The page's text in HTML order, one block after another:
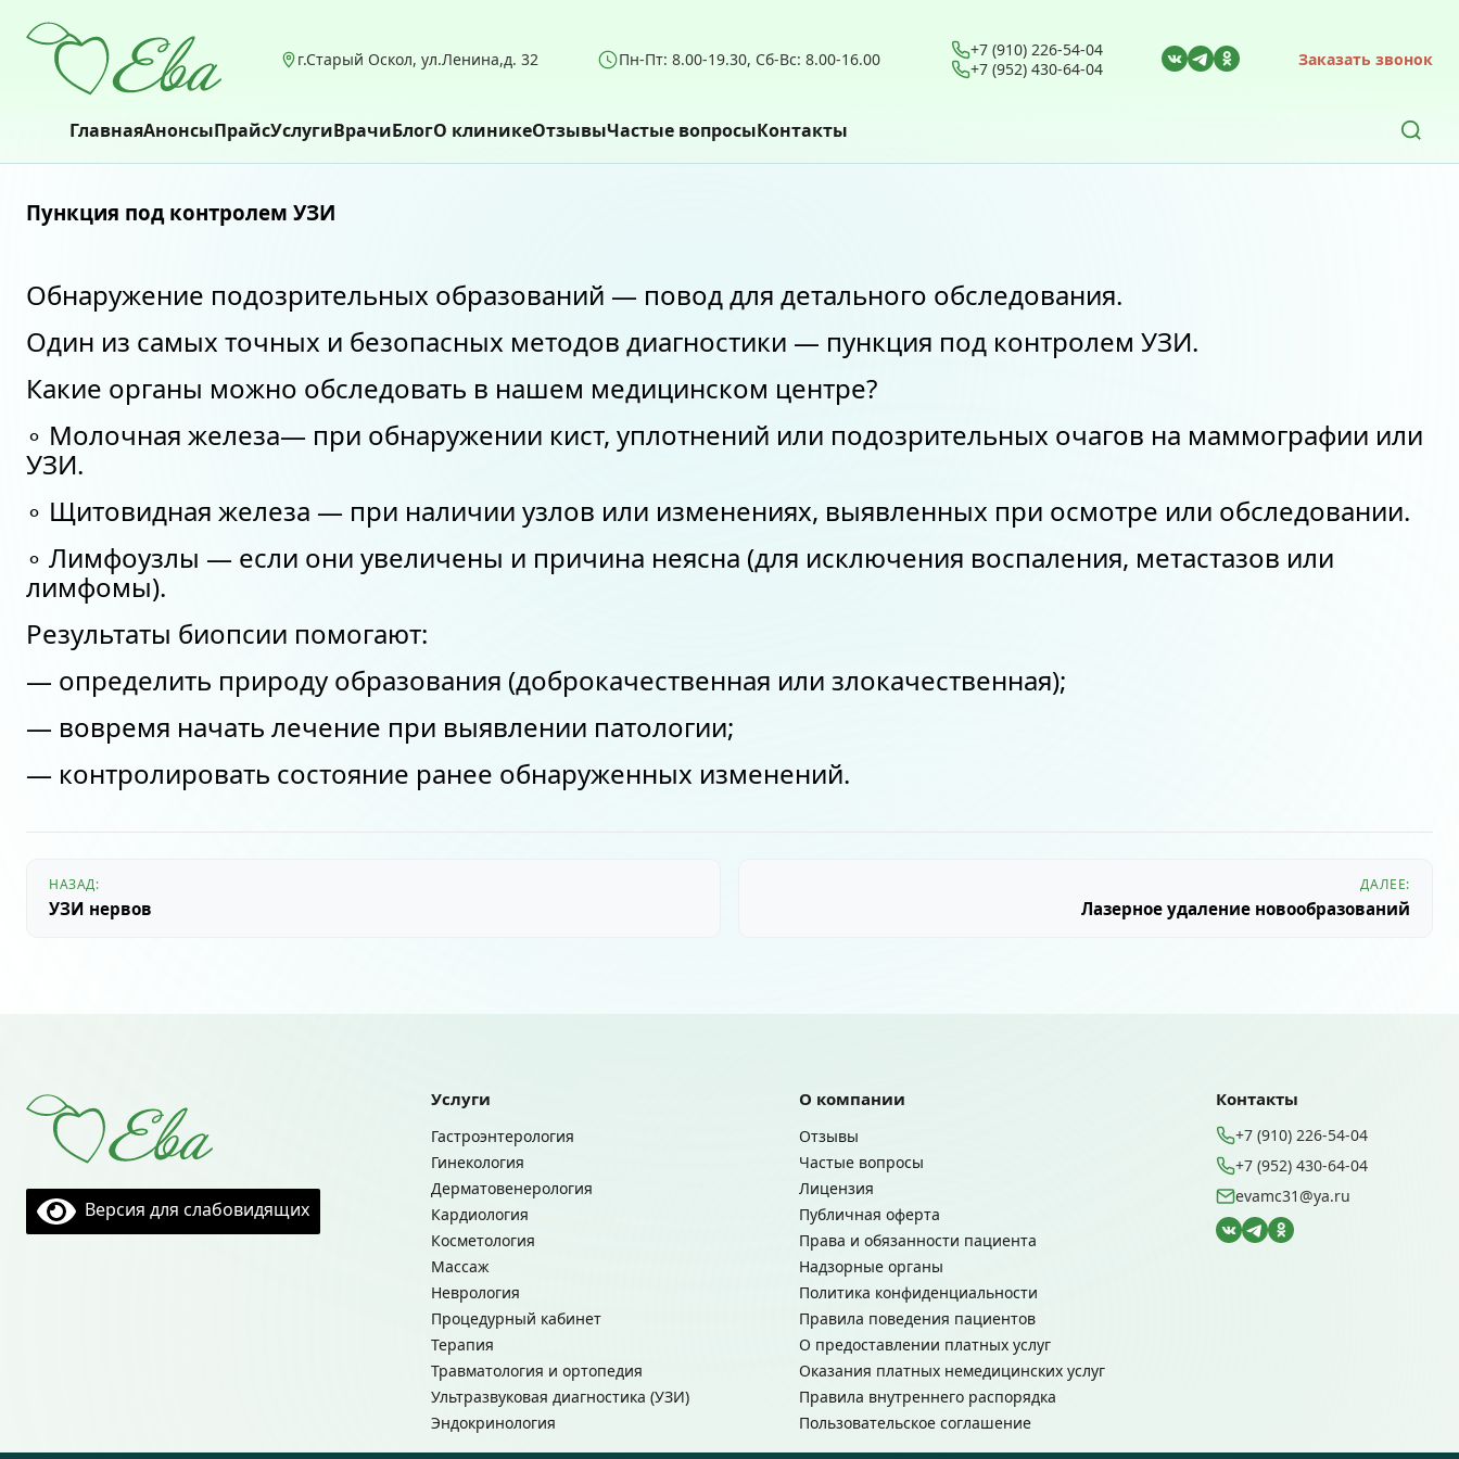
г.Старый Оскол, ул.Ленина,д. 32 Пн-Пт: 8.00-19.30, Сб-Вс: 8.00-16.00⠀
+7 (910) 226-54-04
+7 (952) 430-64-04
Заказать звонок
ГлавнаяАнонсыПрайсУслугиВрачиБлогО клиникеОтзывыЧастые вопросыКонтакты
Пункция под контролем УЗИ
Обнаружение подозрительных образований — повод для детального обследования.
Один из самых точных и безопасных методов диагностики — пункция под контролем УЗИ.
Какие органы можно обследовать в нашем медицинском центре?
∘ Молочная железа— при обнаружении кист, уплотнений или подозрительных очагов на маммографии или
УЗИ.
∘ Щитовидная железа — при наличии узлов или изменениях, выявленных при осмотре или обследовании.
∘ Лимфоузлы — если они увеличены и причина неясна (для исключения воспаления, метастазов или
лимфомы).
Результаты биопсии помогают:
— определить природу образования (доброкачественная или злокачественная);
— вовремя начать лечение при выявлении патологии;
— контролировать состояние ранее обнаруженных изменений.
Навигация
по
записям
НАЗАД:
УЗИ нервов
ДАЛЕЕ:
Лазерное удаление новообразований
Версия для слабовидящих
Услуги
Гастроэнтерология
Гинекология
Дерматовенерология
Кардиология
Косметология
Массаж
Неврология
Процедурный кабинет
Терапия
Травматология и ортопедия
Ультразвуковая диагностика (УЗИ)
Эндокринология
О компании
Отзывы
Частые вопросы
Лицензия
Публичная оферта
Права и обязанности пациента
Надзорные органы
Политика конфиденциальности
Правила поведения пациентов
О предоставлении платных услуг
Оказания платных немедицинских услуг
Правила внутреннего распорядка
Пользовательское соглашение
Контакты
+7 (910) 226-54-04
+7 (952) 430-64-04
evamc31@ya.ru